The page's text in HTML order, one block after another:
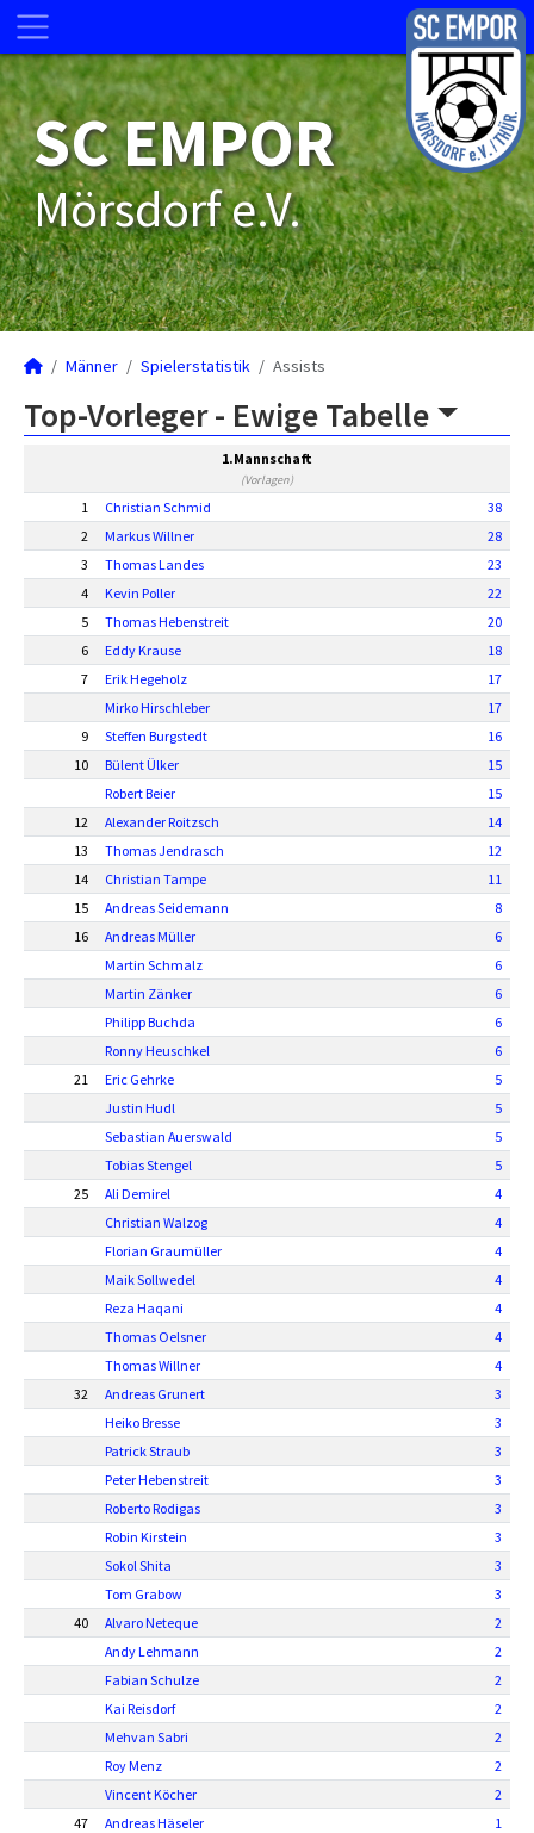
SC EMPOR
Mörsdorf e.V.
Männer Spielerstatistik Assists
Top-Vorleger - Ewige Tabelle
1.Mannschaft
(Vorlagen)
1 Christian Schmid
38
2
Markus Willner
28
3
Thomas Landes
23
4
Kevin Poller
22
5
Thomas Hebenstreit
20
6
Eddy Krause
18
7
Erik Hegeholz
17
Mirko Hirschleber
17
9
Steffen Burgstedt
16
10
Bülent Ülker
15
Robert Beier
15
12
Alexander Roitzsch
14
13
Thomas Jendrasch
12
14
Christian Tampe
11
15
Andreas Seidemann
8
16
Andreas Müller
6
Martin Schmalz
6
Martin Zänker
6
Philipp Buchda
6
Ronny Heuschkel
6
21
Eric Gehrke
5
Justin Hudl
5
Sebastian Auerswald
5
Tobias Stengel
5
25
Ali Demirel
4
Christian Walzog
4
Florian Graumüller
4
Maik Sollwedel
4
Reza Haqani
4
Thomas Oelsner
4
Thomas Willner
4
32
Andreas Grunert
3
Heiko Bresse
3
Patrick Straub
3
Peter Hebenstreit
3
Roberto Rodigas
3
Robin Kirstein
3
Sokol Shita
3
Tom Grabow
3
40
Alvaro Neteque
2
Andy Lehmann
2
Fabian Schulze
2
Kai Reisdorf
2
Mehvan Sabri
2
Roy Menz
2
Vincent Köcher
2
47
Andreas Häseler
1